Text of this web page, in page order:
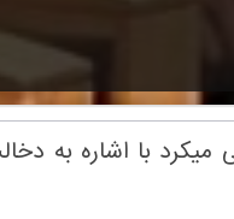
با اشاره به